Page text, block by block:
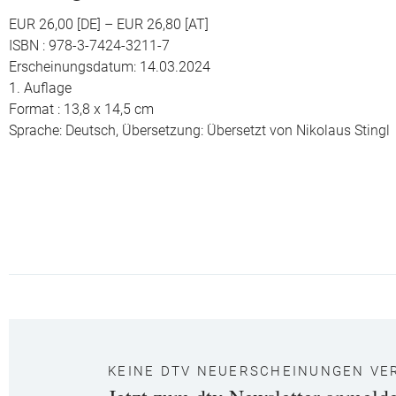
EUR 26,00 [DE] – EUR 26,80 [AT]
ISBN : 978-3-7424-3211-7
Erscheinungsdatum: 14.03.2024
1. Auflage
Format : 13,8 x 14,5 cm
Sprache: Deutsch, Übersetzung: Übersetzt von Nikolaus Stingl
KEINE DTV NEUERSCHEINUNGEN